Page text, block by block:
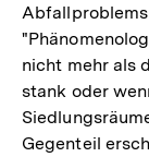
nicht mehr als
stank oder
Gegenteil